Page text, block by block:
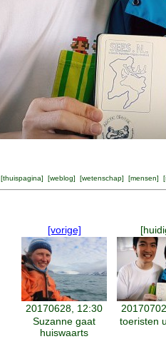
[thuispagina] [weblog] [wetenschap] [mensen] [
[vorige]
20170628, 12:30
Suzanne gaat
huiswaarts
toeristen